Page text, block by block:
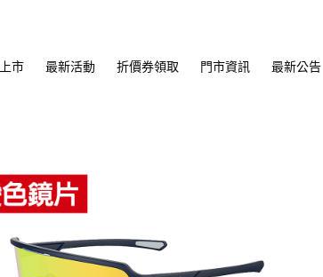
市 最新活動 折價券領取 門市資訊 最新公告